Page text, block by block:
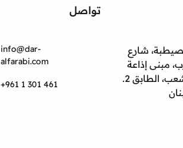
شارع
مبنى إذاعة
الطابق 2.
تواصل
info@dar-
alfarabi.com
+961 1 301 461